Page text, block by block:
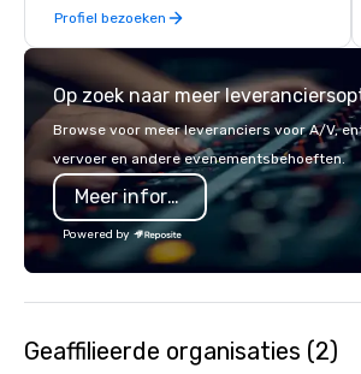
Profiel bezoeken
Op zoek naar meer
Browse voor meer leveranciers voor A/V,
vervoer en andere evenementsbehoeften.
Meer informatie
Powered by
Geaffilieerde organisaties (2)